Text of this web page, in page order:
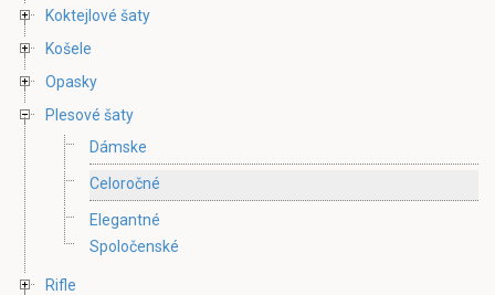
Koktejlové šaty
Košele
Opasky
Plesové šaty
Dámske
Celoročné
Elegantné
Spoločenské
Rifle